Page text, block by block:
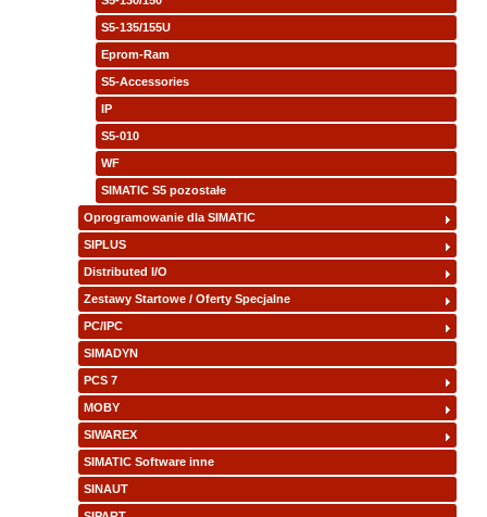
S5-135/155U
Eprom-Ram
S5-Accessories
IP
S5-010
WF
SIMATIC S5 pozostałe
Oprogramowanie dla SIMATIC
SIPLUS
Distributed I/O
Zestawy Startowe / Oferty Specjalne
PC/IPC
SIMADYN
PCS 7
MOBY
SIWAREX
SIMATIC Software inne
SINAUT